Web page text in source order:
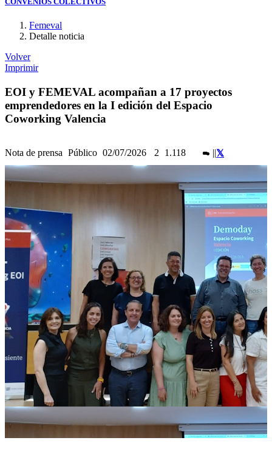
Femeval
Detalle noticia
Volver
Imprimir
EOI y FEMEVAL acompañan a 17 proyectos
emprendedores en la I edición del Espacio
Coworking Valencia
Nota de prensa Público 02/07/2026 2 1.118 ||